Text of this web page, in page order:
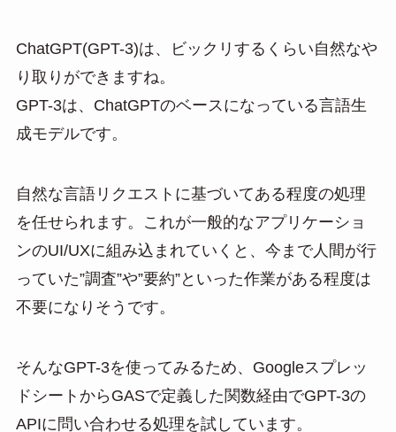
ChatGPT(GPT-3)は、ビックリするくらい自然なや
り取りができますね。
GPT-3は、ChatGPTのベースになっている言語生
成モデルです。
自然な言語リクエストに基づいてある程度の処理
を任せられます。これが一般的なアプリケーショ
ンのUI/UXに組み込まれていくと、今まで人間が行
っていた”調査”や”要約”といった作業がある程度は
不要になりそうです。
そんなGPT-3を使ってみるため、Googleスプレッ
ドシートからGASで定義した関数経由でGPT-3の
APIに問い合わせる処理を試しています。